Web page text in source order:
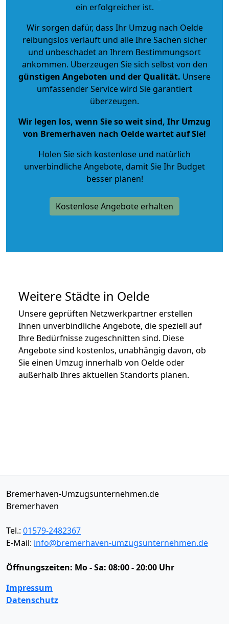
ein erfolgreicher ist.
Wir sorgen dafür, dass Ihr Umzug nach Oelde
reibungslos verläuft und alle Ihre Sachen sicher
und unbeschadet an Ihrem Bestimmungsort
ankommen. Überzeugen Sie sich selbst von den
günstigen Angeboten und der Qualität. Unsere
umfassender Service wird Sie garantiert
überzeugen.
Wir legen los, wenn Sie so weit sind, Ihr Umzug
von Bremerhaven nach Oelde wartet auf Sie!
Holen Sie sich kostenlose und natürlich
unverbindliche Angebote, damit Sie Ihr Budget
besser planen!
Kostenlose Angebote erhalten
Weitere Städte in Oelde
Unsere geprüften Netzwerkpartner erstellen
Ihnen unverbindliche Angebote, die speziell auf
Ihre Bedürfnisse zugeschnitten sind. Diese
Angebote sind kostenlos, unabhängig davon, ob
Sie einen Umzug innerhalb von Oelde oder
außerhalb Ihres aktuellen Standorts planen.
Bremerhaven-Umzugsunternehmen.de
Bremerhaven
Tel.: 01579-2482367
E-Mail: info@bremerhaven-umzugsunternehmen.de
Öffnungszeiten: Mo - Sa: 08:00 - 20:00 Uhr
Impressum
Datenschutz